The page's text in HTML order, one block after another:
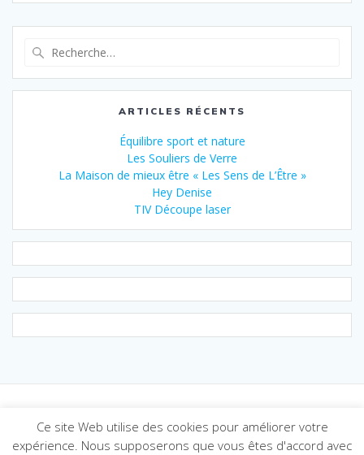
ARTICLES RÉCENTS
Équilibre sport et nature
Les Souliers de Verre
La Maison de mieux être « Les Sens de L’Être »
Hey Denise
TIV Découpe laser
© 2026 Créaformat. Construit avec WordPress et lethème
Ce site Web utilise des cookies pour améliorer votre
expérience. Nous supposerons que vous êtes d'accord avec